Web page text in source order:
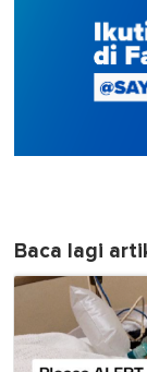
Baca lagi